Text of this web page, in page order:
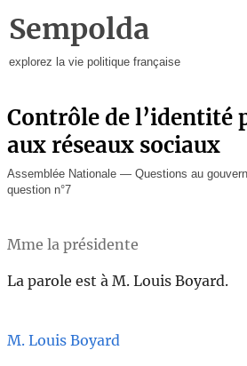
Sempolda
explorez la vie politique française
Contrôle de l’identité
aux réseaux sociaux
Assemblée Nationale — Questions au
question n°7
Mme la présidente
La parole est à M. Louis Boyard.
M. Louis Boyard